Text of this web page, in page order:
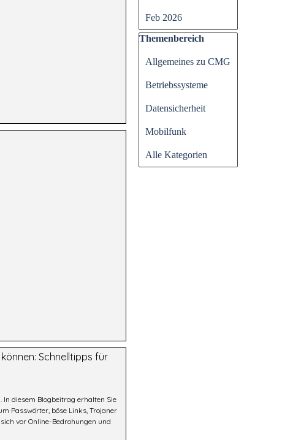
Schnelltipps für
diesem Blogbeitrag erhalten Sie
Passwörter, böse Links, Trojaner
vor Online-Bedrohungen und
Feb 2026
Block überspringen
Themenbereich
Allgemeines zu CMG
Betriebssysteme
Datensicherheit
Mobilfunk
Alle Kategorien